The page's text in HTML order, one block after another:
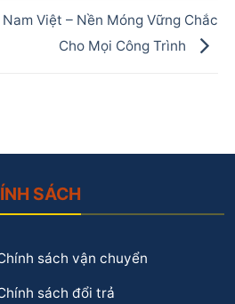
Việt – Nền Móng Vững Chắc
Cho Mọi Công Trình
SÁCH
sách vận chuyển
sách đổi trả